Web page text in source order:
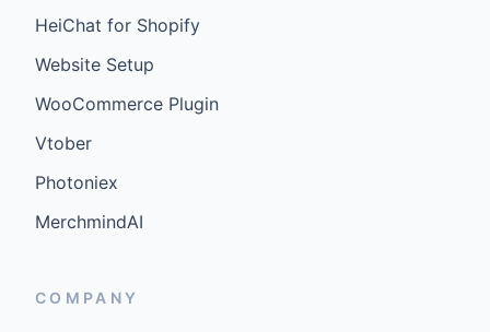
HeiChat for Shopify
Website Setup
WooCommerce Plugin
Vtober
Photoniex
MerchmindAI
COMPANY